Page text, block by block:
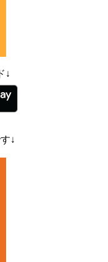
↓
↓